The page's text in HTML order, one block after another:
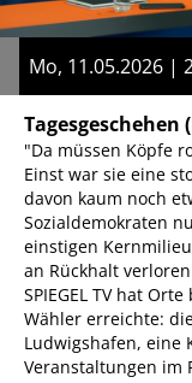
Mo, 11.05.2026 |
Tagesgeschehen
"Da müssen Köpfe
Einst war sie eine
davon kaum noch
Sozialdemokraten
einstigen
an Rückhalt
SPIEGEL TV hat
Wähler erreichte:
Ludwigshafen, eine
Veranstaltungen im